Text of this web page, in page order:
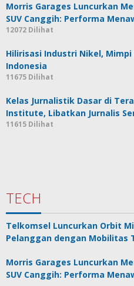
Morris Garages Luncurkan
SUV Canggih: Performa
12072 Dilihat
Hilirisasi Industri Nikel, Mimpi
Indonesia
11675 Dilihat
Kelas Jurnalistik Dasar di
Institute, Libatkan Jurnalis
11615 Dilihat
TECH
Telkomsel Luncurkan Orbit
Pelanggan dengan Mobilitas
Morris Garages Luncurkan
SUV Canggih: Performa